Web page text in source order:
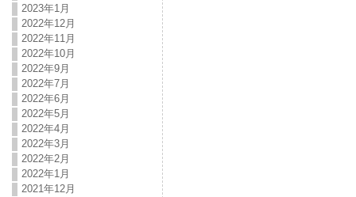
2023年1月
2022年12月
2022年11月
2022年10月
2022年9月
2022年7月
2022年6月
2022年5月
2022年4月
2022年3月
2022年2月
2022年1月
2021年12月